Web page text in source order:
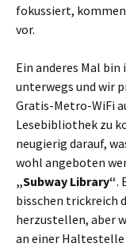
fokussiert,
vor.
Ein anderes Mal bin
unterwegs und wir
Gratis-Metro-WiFi
Lesebibliothek zu
neugierig darauf,
wohl angeboten
„Subway Library“.
bisschen trickreich
herzustellen, aber
an einer